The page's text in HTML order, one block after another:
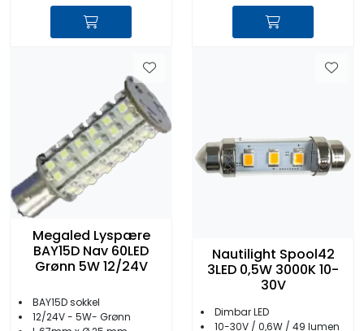
Megaled Lyspære
BAY15D Nav 60LED
Grønn 5W 12/24V
BAY15D sokkel
12/24V - 5W- Grønn
Nautilight Spool42
3LED 0,5W 3000K 10-
30V
Dimbar LED
10-30V / 0,6W / 49 lumen